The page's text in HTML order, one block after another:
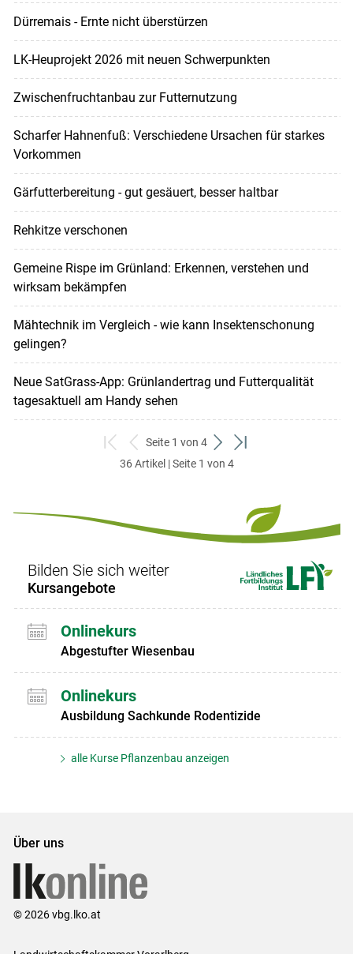
Dürremais - Ernte nicht überstürzen
LK-Heuprojekt 2026 mit neuen Schwerpunkten
Zwischenfruchtanbau zur Futternutzung
Scharfer Hahnenfuß: Verschiedene Ursachen für starkes
Vorkommen
Gärfutterbereitung - gut gesäuert, besser haltbar
Rehkitze verschonen
Gemeine Rispe im Grünland: Erkennen, verstehen und
wirksam bekämpfen
Mähtechnik im Vergleich - wie kann Insektenschonung
gelingen?
Neue SatGrass-App: Grünlandertrag und Futterqualität
tagesaktuell am Handy sehen
zum
ersten
zurück
zum
Seite 1 von 4
weiter
zum
zum
36 Artikel | Seite 1 von 4
Bilden Sie sich weiter
Kursangebote
Onlinekurs
Abgestufter Wiesenbau
Onlinekurs
Ausbildung Sachkunde Rodentizide
alle Kurse Pflanzenbau anzeigen
Über uns
© 2026 vbg.lko.at